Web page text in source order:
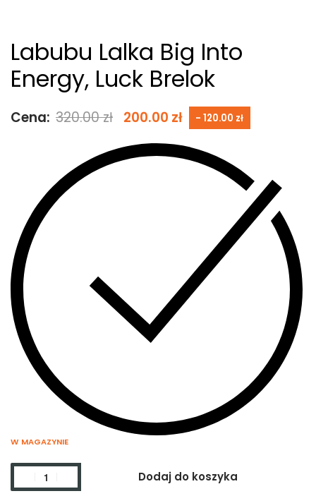
Labubu Lalka Big Into
Energy, Luck Brelok
Cena: 320.00zł 200.00 zł - 120.00 zł
W MAGAZYNIE
Dodaj do koszyka